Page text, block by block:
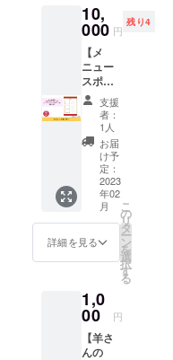
ルティ
（ナッ
ツ） ・
原材
料：
アーモ
ンド
（アメ
リカ
産）、
くる
み、カ
シュー
ナッ
岩塩、
ブラッ
パー、
ヒハ
ツ、セ
ロリ
シー
食品表
示ー ・
名称：
earth
choco
・原材
料：コ
コナッ
ツオイ
ル
（フィ
リピン
産）、
非加熱
はちみ
デーツ
シロッ
ンド、
カ
シュー
ナッ
ていま
す。 心
オイル
ケアを
体験し
てみて
くださ
い。 ■
詳細 ・
施術
日：
メール
にて調
整 ・時
分×3回
・場
・内
容：
ヘッド
スパ
ケアを
受けら
れる回
数権3回
分で
す。 3
日続け
て受け
たい！
なども
相談可
能。
アーユ
ヴェー
ダのオ
イルケ
丈夫に
すると
ていま
て、あ
なたの
体質・
気質を
分析
し、今
抱えて
いる体
や心の
悩みの
原因や
解決策
を見出
しま
す。 肉
体の不
調だけ
調に
も、自
分の本
質や季
節の影
10,
000 円
残り4
【メ
ニュー
スポン
サー】
カラダ
いたわ
り堂
キッチ
ンのメ
ニュー
スポン
サーに
なれる
権利で
す。 メ
ニュー
なたの
お名前
や会社
のお名
前とHP
支援
者：
1人
お届
け予
定：
2023
年02
月
詳細を見る
こ
の
リ
タ
ー
ン
を
選
択
す
る
1,0
00 円
【羊さ
んの